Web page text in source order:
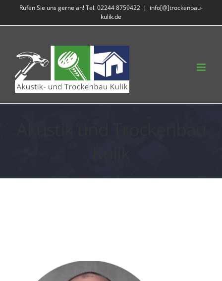
Rufen Sie uns gerne an! Tel. 02244 8759422 | info[@]trockenbau-
kulik.de